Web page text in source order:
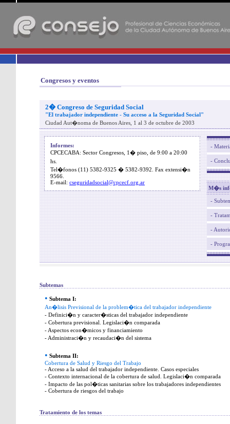
Congresos y eventos
2� Congreso de Seguridad Social
"El trabajador independiente - Su acceso a la Seguridad Social"
Ciudad Aut�noma de Buenos Aires, 1 al 3 de octubre de 2003
Informes:
CPCECABA: Sector Congresos, 1� piso, de 9:00 a 20:00
hs.
Tel�fonos (11) 5382-9325 � 5382-9392. Fax extensi�n
9566.
E-mail: cseguridadsocial@cpcecf.org.ar
-
-
M�s
-
-
-
-
Subtemas
• Subtema I:
An�lisis Previsional de la problem�tica del trabajador independiente
- Definici�n y caracter�sticas del trabajador independiente
- Cobertura previsional. Legislaci�n comparada
- Aspectos econ�micos y financiamiento
- Administraci�n y recaudaci�n del sistema
• Subtema II:
Cobertura de Salud y Riesgo del Trabajo
- Acceso a la salud del trabajador independiente. Casos especiales
- Contexto internacional de la cobertura de salud. Legislaci�n comparada
- Impacto de las pol�ticas sanitarias sobre los trabajadores independientes
- Cobertura de riesgos del trabajo
Tratamiento de los temas